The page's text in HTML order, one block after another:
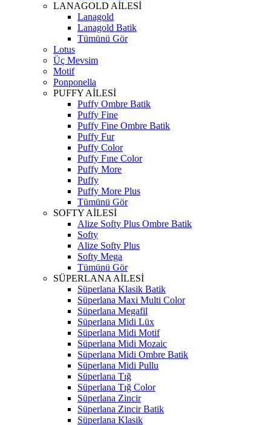
LANAGOLD AİLESİ
Lanagold
Lanagold Batik
Tümünü Gör
Lotus
Üç Mevsim
Motif
Ponponella
PUFFY AİLESİ
Puffy Ombre Batik
Puffy Fine
Puffy Fine Ombre Batik
Puffy Fur
Puffy Color
Puffy Fıne Color
Puffy More
Puffy
Puffy More Plus
Tümünü Gör
SOFTY AİLESİ
Alize Softy Plus Ombre Batik
Softy
Alize Softy Plus
Softy Mega
Tümünü Gör
SÜPERLANA AİLESİ
Süperlana Klasik Batik
Süperlana Maxi Multi Color
Süperlana Megafil
Süperlana Midi Lüx
Süperlana Midi Motif
Süperlana Midi Mozaic
Süperlana Midi Ombre Batik
Süperlana Midi Pullu
Süperlana Tığ
Süperlana Tığ Color
Süperlana Zincir
Süperlana Zincir Batik
Süperlana Klasik